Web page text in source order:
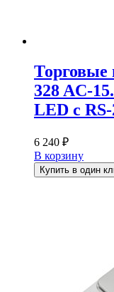
Торговые
328 AC-
LED с
6 240 ₽
В корзину
Купить в один